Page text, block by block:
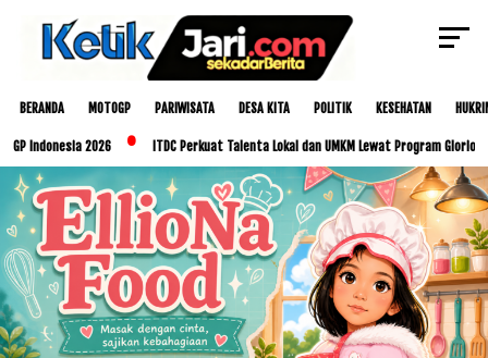
BERANDA MOTOGP PARIWISATA DESA KITA POLITIK KESEHATAN
2026 ITDC Perkuat Talenta Lokal dan UMKM Lewat Program Glorious Golo Mori